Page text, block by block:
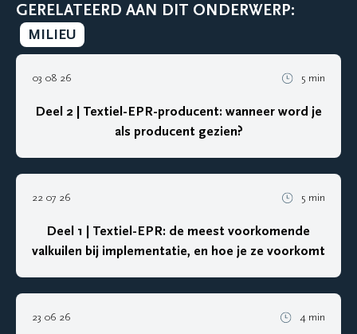
GERELATEERD AAN DIT ONDERWERP:
MILIEU
03 08 26 5 min
Deel 2 | Textiel-EPR-producent: wanneer word je
als producent gezien?
22 07 26 5 min
Deel 1 | Textiel-EPR: de meest voorkomende
valkuilen bij implementatie, en hoe je ze voorkomt
23 06 26 4 min